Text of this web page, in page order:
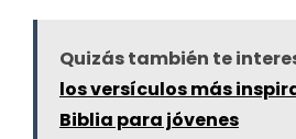
Quizás también te
los versículos más
Biblia para jóvenes